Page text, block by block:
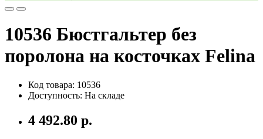
10536 Бюстгальтер без
поролона на косточках Felina
Код товара: 10536
Доступность: На складе
4 492.80 р.